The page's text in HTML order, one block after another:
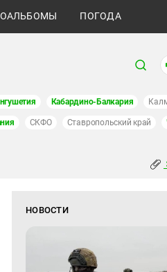
ПОГОДА
Кабардино-Балкария
СКФО Ставропольский край
НОВОСТИ